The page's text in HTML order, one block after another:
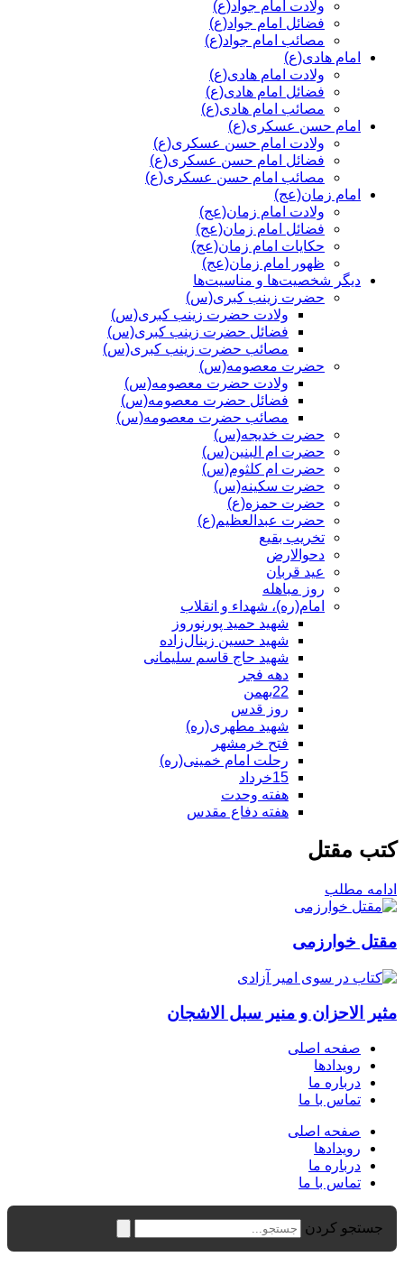
ولادت امام جواد(ع)
فضائل امام جواد(ع)
مصائب امام جواد(ع)
امام هادی(ع)
ولادت امام هادی(ع)
فضائل امام هادی(ع)
مصائب امام هادی(ع)
امام حسن عسکری(ع)
ولادت امام حسن عسکری(ع)
فضائل امام حسن عسکری(ع)
مصائب امام حسن عسکری(ع)
امام زمان(عج)
ولادت امام زمان(عج)
فضائل امام زمان(عج)
حکایات امام زمان(عج)
ظهور امام زمان(عج)
دیگر شخصیت‌ها و مناسیت‌ها
حضرت زینب کبری(س)
ولادت حضرت زینب کبری(س)
فضائل حضرت زینب کبری(س)
مصائب حضرت زینب کبری(س)
حضرت معصومه(س)
ولادت حضرت معصومه(س)
فضائل حضرت معصومه(س)
مصائب حضرت معصومه(س)
حضرت خدیجه(س)
حضرت ام البنین(س)
حضرت ام کلثوم(س)
حضرت سکینه(س)
حضرت حمزه(ع)
حضرت عبدالعظیم(ع)
تخریب بقیع
دحوالارض
عید قربان
روز مباهله
امام(ره)، شهداء و انقلاب
شهید حمید پورنوروز
شهید حسین زینال‌زاده
شهید حاج قاسم سلیمانی
دهه فجر
22بهمن
روز قدس
شهید مطهری(ره)
فتح خرمشهر
رحلت امام خمینی(ره)
15خرداد
هفته وحدت
هفته دفاع مقدس
کتب مقتل
ادامه مطلب
مقتل خوارزمی
مثیر الاحزان و منیر سبل الاشجان
صفحه اصلی
رویدادها
درباره ما
تماس با ما
صفحه اصلی
رویدادها
درباره ما
تماس با ما
جستجو کردن